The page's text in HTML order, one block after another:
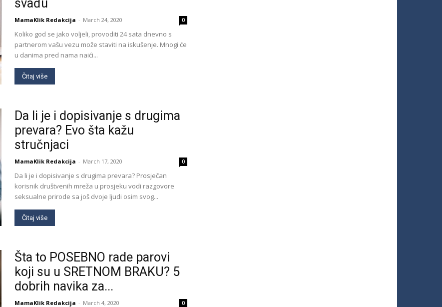
svađu
MamaKlik Redakcija - March 24, 2020 0
Koliko god se jako voljeli, provoditi 24 sata dnevno s
partnerom vašu vezu može staviti na iskušenje. Mnogi će
u danima pred nama naići...
Čitaj više
Da li je i dopisivanje s drugima
prevara? Evo šta kažu
stručnjaci
MamaKlik Redakcija - March 17, 2020 0
Da li je i dopisivanje s drugima prevara? Prosječan
korisnik društvenih mreža u prosjeku vodi razgovore
seksualne prirode sa još dvoje ljudi osim svog...
Čitaj više
Šta to POSEBNO rade parovi
koji su u SRETNOM BRAKU? 5
dobrih navika za...
MamaKlik Redakcija - March 4, 2020 0